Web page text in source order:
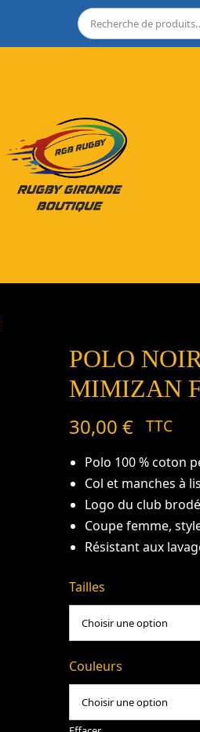
POLO
MIMIZAN
30,00€ TTC
Polo 100 % coton
Col et manches à
Logo du club
Coupe femme,
Résistant aux
Tailles
Couleurs